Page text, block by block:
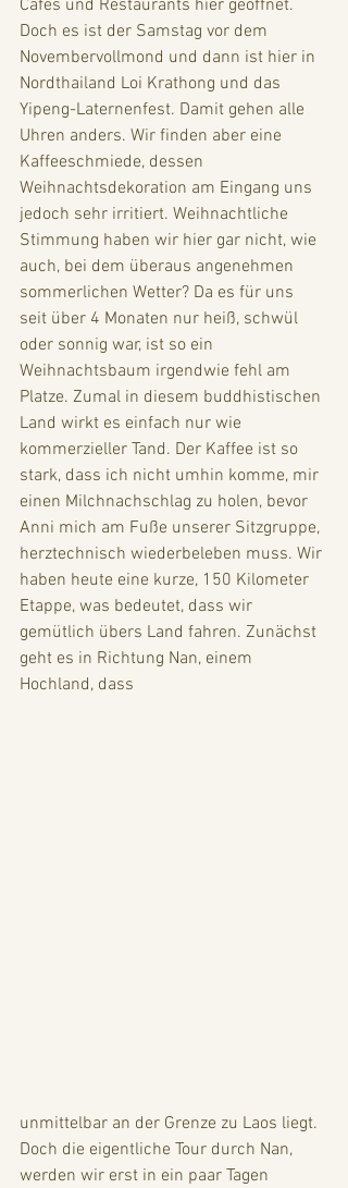
Cafés und Restaurants hier geöffnet.
Doch es ist der Samstag vor dem
Novembervollmond und dann ist hier in
Nordthailand Loi Krathong und das
Yipeng-Laternenfest. Damit gehen alle
Uhren anders. Wir finden aber eine
Kaffeeschmiede, dessen
Weihnachtsdekoration am Eingang uns
jedoch sehr irritiert. Weihnachtliche
Stimmung haben wir hier gar nicht, wie
auch, bei dem überaus angenehmen
sommerlichen Wetter? Da es für uns
seit über 4 Monaten nur heiß, schwül
oder sonnig war, ist so ein
Weihnachtsbaum irgendwie fehl am
Platze. Zumal in diesem buddhistischen
Land wirkt es einfach nur wie
kommerzieller Tand. Der Kaffee ist so
stark, dass ich nicht umhin komme, mir
einen Milchnachschlag zu holen, bevor
Anni mich am Fuße unserer Sitzgruppe,
herztechnisch wiederbeleben muss. Wir
haben heute eine kurze, 150 Kilometer
Etappe, was bedeutet, dass wir
gemütlich übers Land fahren. Zunächst
geht es in Richtung Nan, einem
Hochland, dass
unmittelbar an der Grenze zu Laos liegt.
Doch die eigentliche Tour durch Nan,
werden wir erst in ein paar Tagen